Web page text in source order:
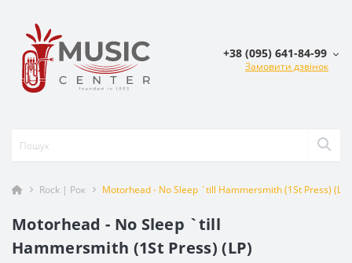
+38 (095) 641-84-99
Замовити дзвінок
Rock | Рок Motorhead - No Sleep `till Hammersmith (1St Press) (LP)
Motorhead - No Sleep `till
Hammersmith (1St Press) (LP)